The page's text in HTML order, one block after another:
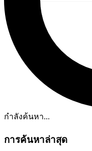
กำลังค้นหา...
การค้นหาล่าสุด